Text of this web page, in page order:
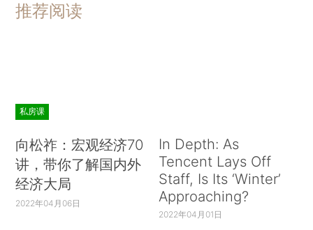
推荐阅读
私房课
向松祚：宏观经济70
讲，带你了解国内外
经济大局
2022年04月06日
In Depth: As
Tencent Lays Off
Staff, Is Its ‘Winter’
Approaching?
2022年04月01日